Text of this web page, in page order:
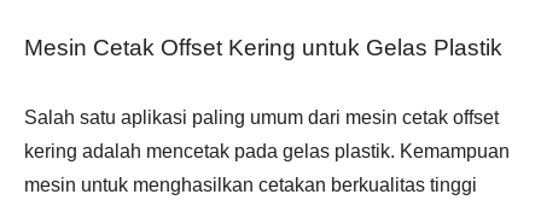
Mesin Cetak Offset Kering untuk Gelas Plastik
Salah satu aplikasi paling umum dari mesin cetak offset
kering adalah mencetak pada gelas plastik. Kemampuan
mesin untuk menghasilkan cetakan berkualitas tinggi